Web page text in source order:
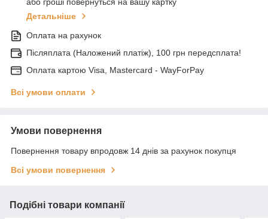
або гроші повернуться на вашу картку
Детальніше
Оплата на рахунок
Післяплата (Наложений платіж), 100 грн передсплата!
Оплата картою Visa, Mastercard - WayForPay
Всі умови оплати
Умови повернення
Повернення товару впродовж 14 днів за рахунок покупця
Всі умови повернення
Подібні товари компанії